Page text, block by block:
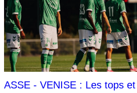
ASSE - VENISE : Les tops